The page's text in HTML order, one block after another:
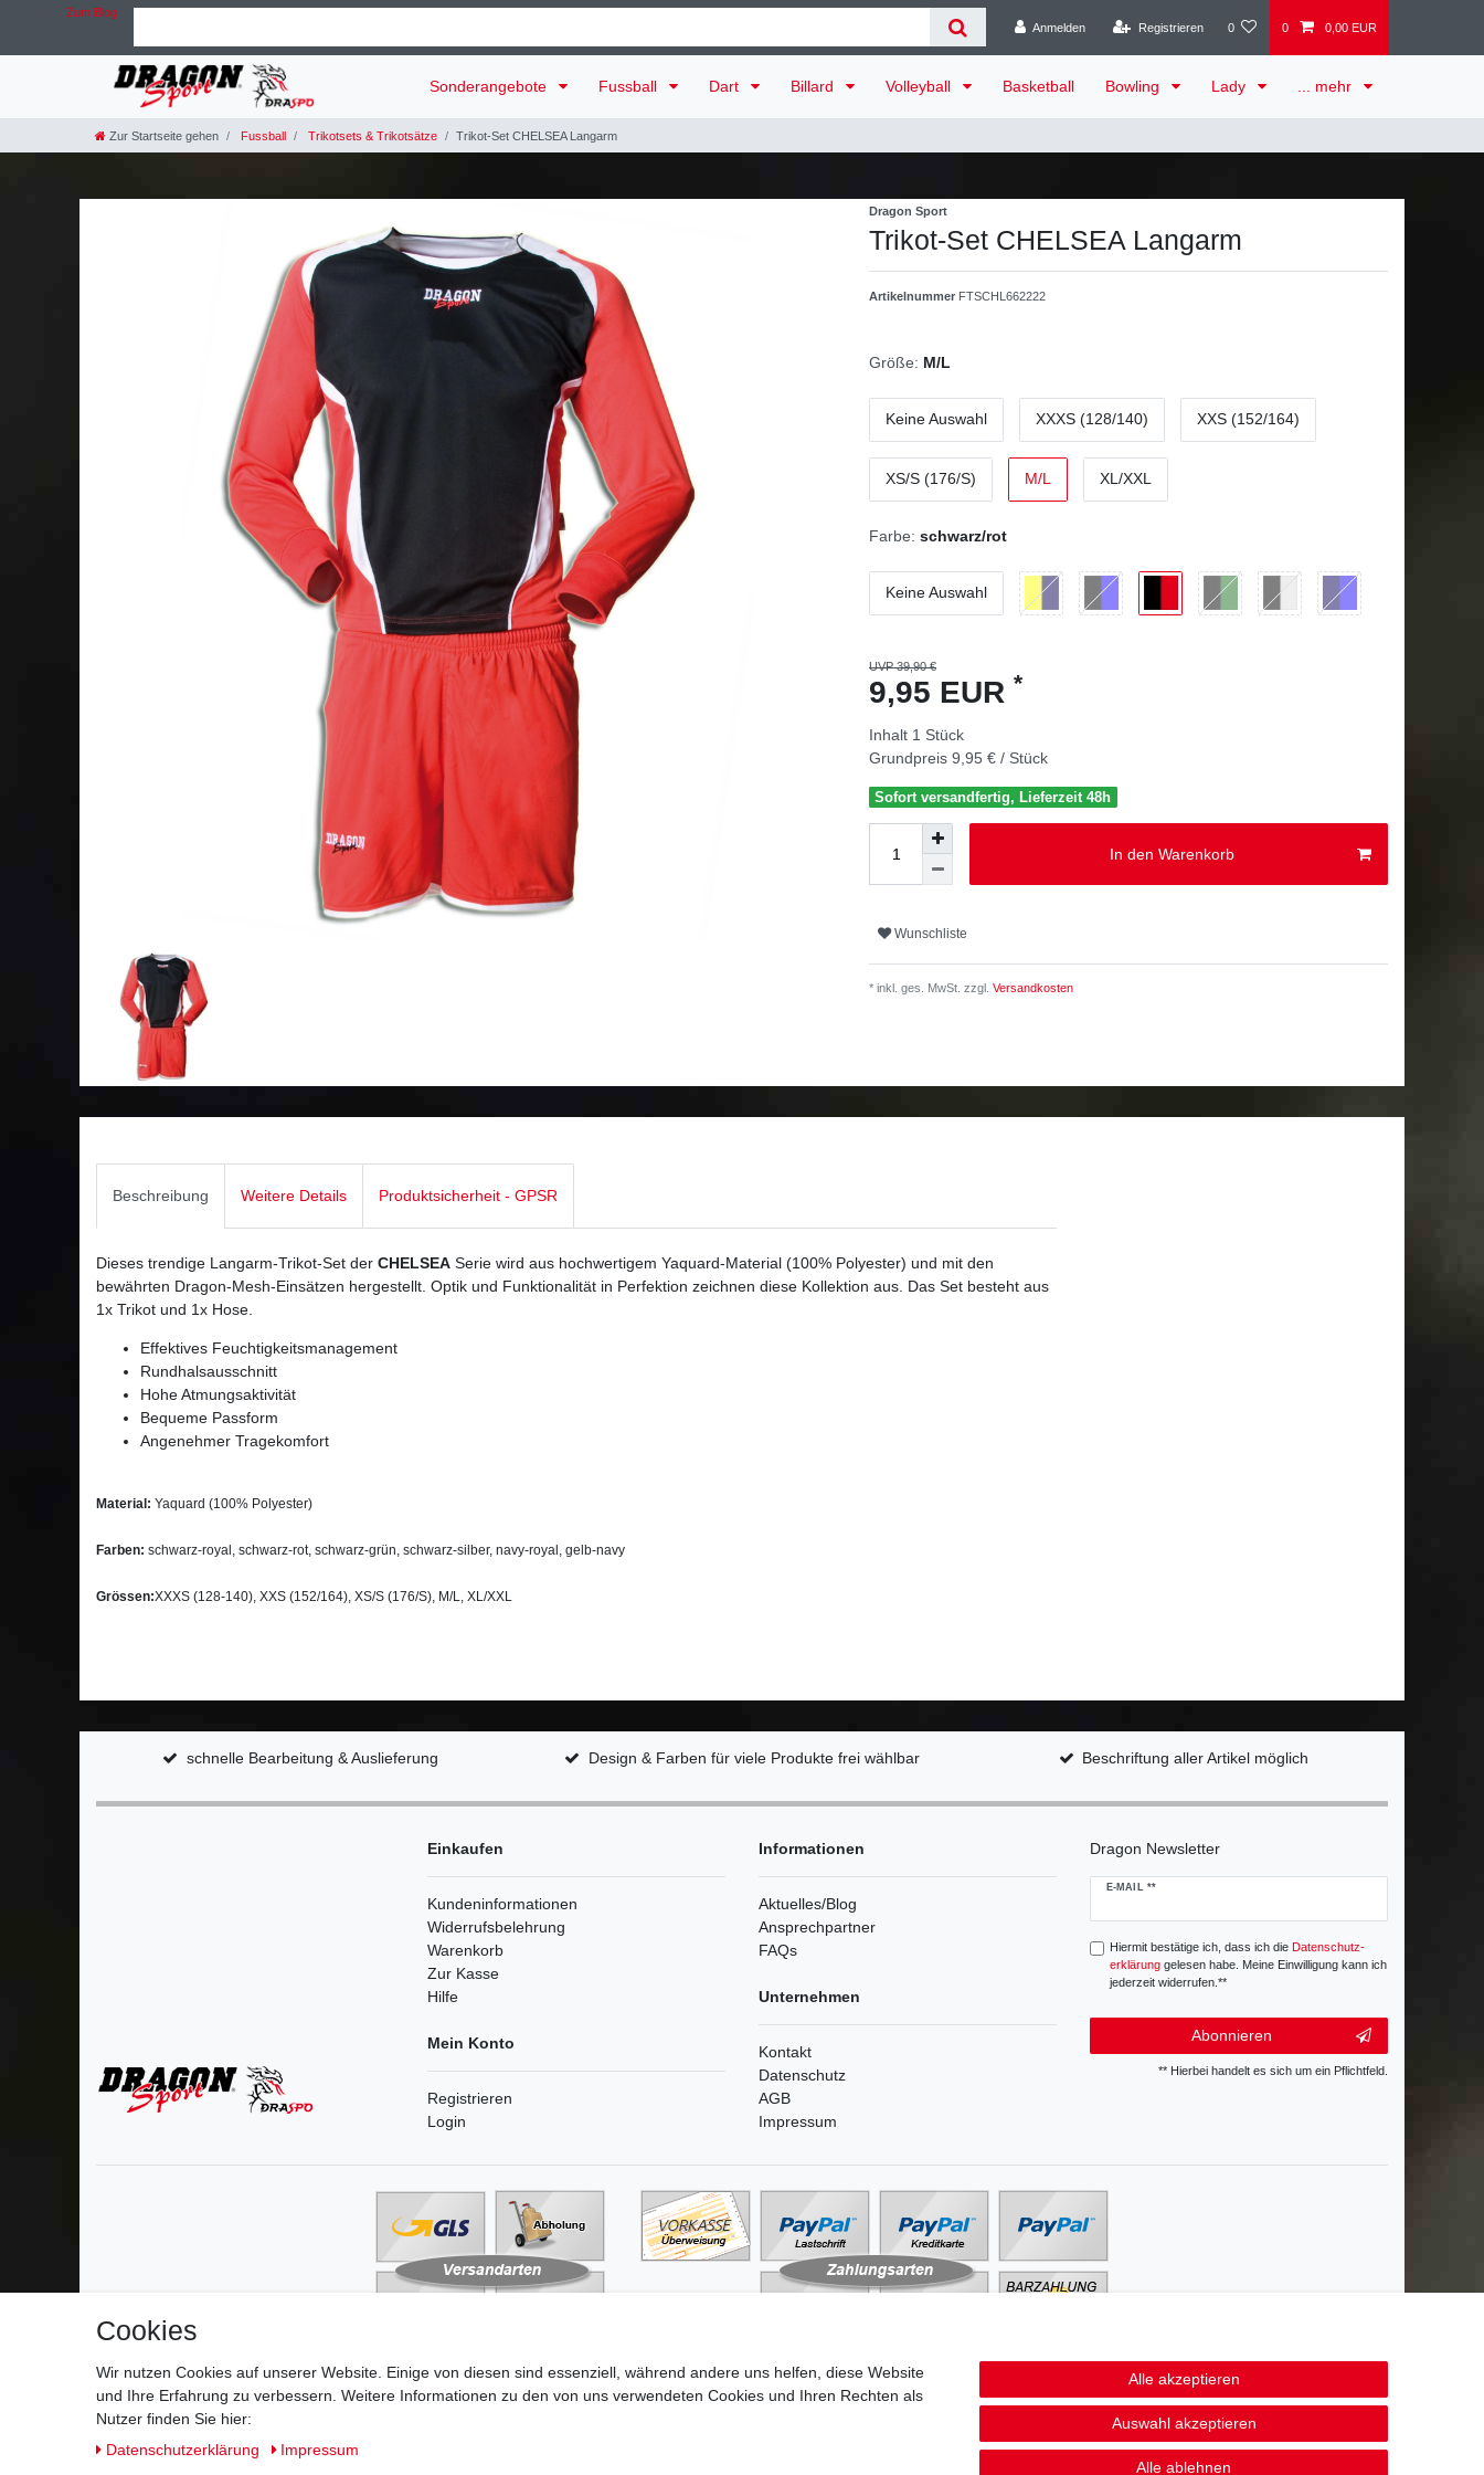
Zum Blog
Anmelden
Registrieren 0 0 0,00 EUR
Sonderangebote Fussball Dart Billard Volleyball Basketball Bowling Lady ... mehr
Zur Startseite gehen Fussball Trikotsets & Trikotsätze Trikot-Set CHELSEA Langarm
Dragon Sport
Trikot-Set CHELSEA Langarm
Artikelnummer FTSCHL662222
Größe: M/L
Keine Auswahl XXXS (128/140) XXS (152/164)
XS/S (176/S) M/L XL/XXL
Farbe: schwarz/rot
Keine Auswahl
UVP 39,90 €
9,95 EUR *
Inhalt 1 Stück
Grundpreis 9,95 € / Stück
Sofort versandfertig, Lieferzeit 48h
In den Warenkorb
Wunschliste
* inkl. ges. MwSt. zzgl. Versandkosten
Beschreibung Weitere Details Produktsicherheit - GPSR
Dieses trendige Langarm-Trikot-Set der CHELSEA Serie wird aus hochwertigem Yaquard-Material (100% Polyester) und mit den
bewährten Dragon-Mesh-Einsätzen hergestellt. Optik und Funktionalität in Perfektion zeichnen diese Kollektion aus. Das Set besteht aus
1x Trikot und 1x Hose.
Effektives Feuchtigkeitsmanagement
Rundhalsausschnitt
Hohe Atmungsaktivität
Bequeme Passform
Angenehmer Tragekomfort
Material: Yaquard (100% Polyester)
Farben: schwarz-royal, schwarz-rot, schwarz-grün, schwarz-silber, navy-royal, gelb-navy
Grössen:XXXS (128-140), XXS (152/164), XS/S (176/S), M/L, XL/XXL
schnelle Bearbeitung & Auslieferung Design & Farben für viele Produkte frei wählbar Beschriftung aller Artikel möglich
Einkaufen
Kundeninformationen
Widerrufsbelehrung
Warenkorb
Zur Kasse
Hilfe
Mein Konto
Registrieren
Login
Informationen
Aktuelles/Blog
Ansprechpartner
FAQs
Unternehmen
Kontakt
Datenschutz
AGB
Impressum
Dragon Newsletter
E-MAIL **
Newsletter
Hiermit bestätige ich, dass ich die Daten­schutz­
erklärunggelesen habe. Meine Einwilligung kann ich
jederzeit widerrufen.**
Abonnieren
** Hierbei handelt es sich um ein Pflichtfeld.
Cookies
Wir nutzen Cookies auf unserer Website. Einige von diesen sind essenziell, während andere uns helfen, diese Website
und Ihre Erfahrung zu verbessern. Weitere Informationen zu den von uns verwendeten Cookies und Ihren Rechten als
Nutzer finden Sie hier:
Daten­schutz­erklärung
Impressum
Alle akzeptieren
Auswahl akzeptieren
Alle ablehnen